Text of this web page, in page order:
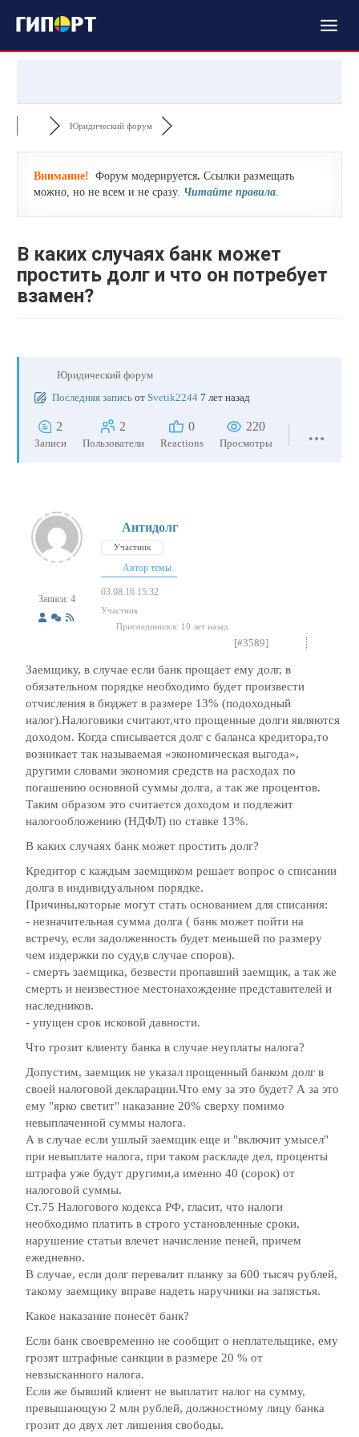
Юридический форум
Внимание! Форум модерируется. Ссылки размещать
можно, но не всем и не сразу. Читайте правила.
В каких случаях банк может
простить долг и что он потребует
взамен?
Юридический форум
Последняя запись от Svetik2244 7 лет назад
2
Записи
2
Пользователи
0
Reactions
220
Просмотры
Записи: 4
Антидолг
Участник
Автор темы
03.08.16 15:32
Участник
Присоединился: 10 лет назад
[#3589]
Заемщику, в случае если банк прощает ему долг, в
обязательном порядке необходимо будет произвести
отчисления в бюджет в размере 13% (подоходный
налог).Налоговики считают,что прощенные долги являются
доходом. Когда списывается долг с баланса кредитора,то
возникает так называемая «экономическая выгода»,
другими словами экономия средств на расходах по
погашению основной суммы долга, а так же процентов.
Таким образом это считается доходом и подлежит
налогообложению (НДФЛ) по ставке 13%.
В каких случаях банк может простить долг?
Кредитор с каждым заемщиком решает вопрос о списании
долга в индивидуальном порядке.
Причины,которые могут стать основанием для списания:
- незначительная сумма долга ( банк может пойти на
встречу, если задолженность будет меньшей по размеру
чем издержки по суду,в случае споров).
- смерть заемщика, безвести пропавший заемщик, а так же
смерть и неизвестное местонахождение представителей и
наследников.
- упущен срок исковой давности.
Что грозит клиенту банка в случае неуплаты налога?
Допустим, заемщик не указал прощенный банком долг в
своей налоговой декларации.Что ему за это будет? А за это
ему "ярко светит" наказание 20% сверху помимо
невыплаченной суммы налога.
А в случае если ушлый заемщик еще и "включит умысел"
при невыплате налога, при таком раскладе дел, проценты
штрафа уже будут другими,а именно 40 (сорок) от
налоговой суммы.
Ст.75 Налогового кодекса РФ, гласит, что налоги
необходимо платить в строго установленные сроки,
нарушение статьи влечет начисление пеней, причем
ежедневно.
В случае, если долг перевалит планку за 600 тысяч рублей,
такому заемщику вправе надеть наручники на запястья.
Какое наказание понесёт банк?
Если банк своевременно не сообщит о неплательщике, ему
грозят штрафные санкции в размере 20 % от
невзысканного налога.
Если же бывший клиент не выплатит налог на сумму,
превышающую 2 млн рублей, должностному лицу банка
грозит до двух лет лишения свободы.